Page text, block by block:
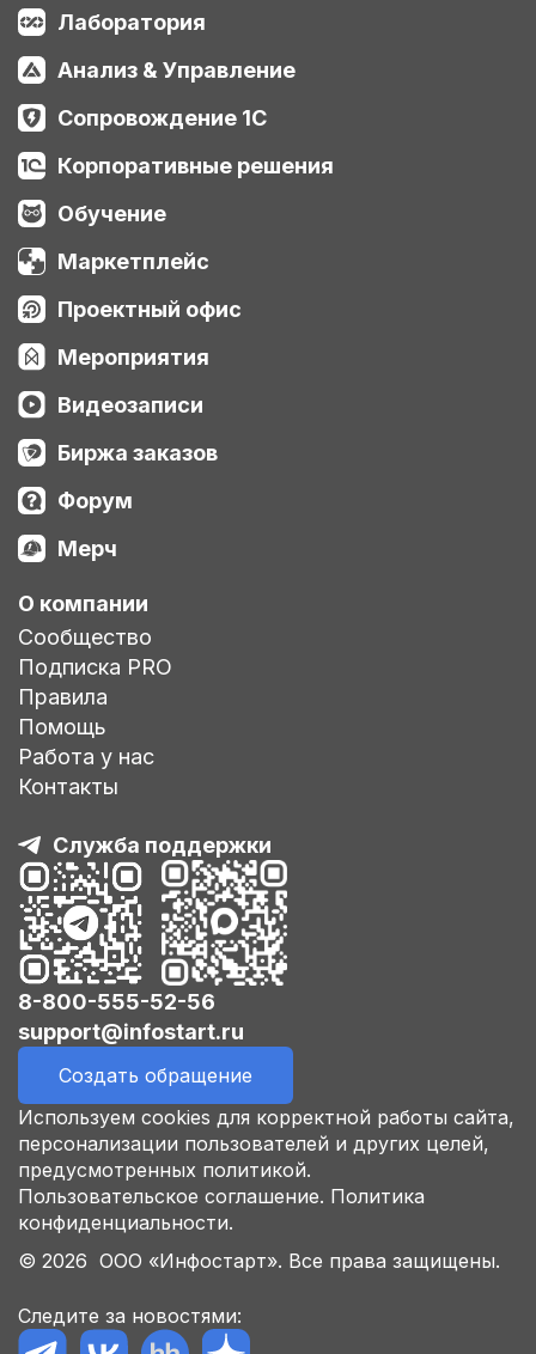
Лаборатория
Анализ & Управление
Сопровождение 1С
Корпоративные решения
Обучение
Маркетплейс
Проектный офис
Мероприятия
Видеозаписи
Биржа заказов
Форум
Мерч
О компании
Сообщество
Подписка PRO
Правила
Помощь
Работа у нас
Контакты
Служба поддержки
8-800-555-52-56
support@infostart.ru
Создать обращение
Используем cookies для корректной работы сайта,
персонализации пользователей и других целей,
предусмотренных политикой.
Пользовательское соглашение. Политика
конфиденциальности.
© 2026 ООО «Инфостарт». Все права защищены.
Следите за новостями: